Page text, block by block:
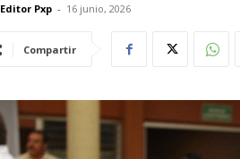
Editor Pxp - 16 junio, 2026
Compartir